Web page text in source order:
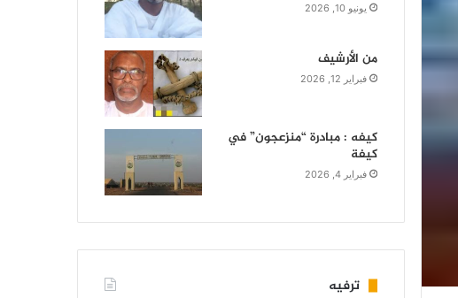
يونيو 10, 2026
من الأرشيف
فبراير 12, 2026
كيفه : مبادرة “منزعجون” في
كيفة
فبراير 4, 2026
ترفيه